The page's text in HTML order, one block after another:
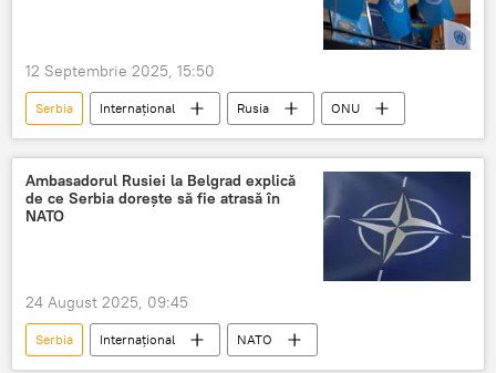
12 Septembrie 2025, 15:50
Serbia Internațional Rusia ONU
Ambasadorul Rusiei la Belgrad explică
de ce Serbia dorește să fie atrasă în
NATO
24 August 2025, 09:45
Serbia Internațional NATO